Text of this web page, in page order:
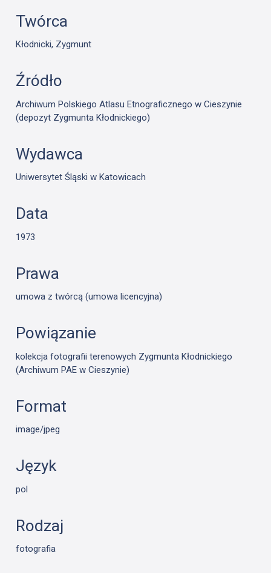
Twórca
Kłodnicki, Zygmunt
Źródło
Archiwum Polskiego Atlasu Etnograficznego w Cieszynie
(depozyt Zygmunta Kłodnickiego)
Wydawca
Uniwersytet Śląski w Katowicach
Data
1973
Prawa
umowa z twórcą (umowa licencyjna)
Powiązanie
kolekcja fotografii terenowych Zygmunta Kłodnickiego
(Archiwum PAE w Cieszynie)
Format
image/jpeg
Język
pol
Rodzaj
fotografia